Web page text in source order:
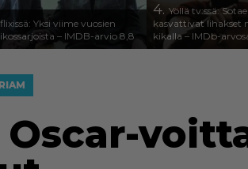
Yksi viime vuosien
– IMDB-arvio 8,8
4. Yöllä tv:ssä:
kasvattivat lihakset
kikalla – IMDb-